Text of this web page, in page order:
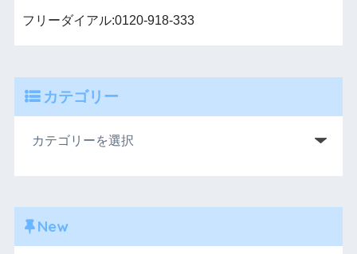
フリーダイアル:0120-918-333
カテゴリー
New